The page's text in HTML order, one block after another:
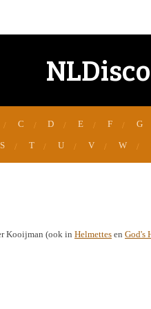
C D E F G
S T U V W
Kooijman (ook in Helmettes en God's